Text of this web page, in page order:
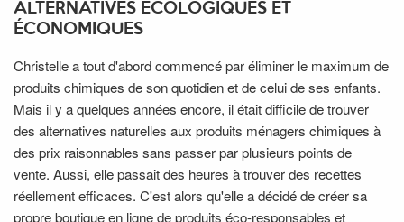
ALTERNATIVES ÉCOLOGIQUES ET
ÉCONOMIQUES
Christelle a tout d'abord commencé par éliminer le maximum de
produits chimiques de son quotidien et de celui de ses enfants.
Mais il y a quelques années encore, il était difficile de trouver
des alternatives naturelles aux produits ménagers chimiques à
des prix raisonnables sans passer par plusieurs points de
vente. Aussi, elle passait des heures à trouver des recettes
réellement efficaces. C'est alors qu'elle a décidé de créer sa
propre boutique en ligne de produits éco-responsables et